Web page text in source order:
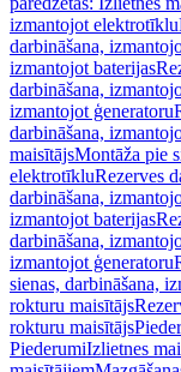
izmantojot elektrotīklu
darbināšana,
izmantojot baterijas
darbināšana,
izmantojot ģeneratoru
darbināšana,
maisītājsMontāža pie
elektrotīkluRezerves
darbināšana,
izmantojot baterijas
darbināšana,
izmantojot ģeneratoru
sienas, darbināšana,
rokturu maisītājs
rokturu maisītājs
PiederumiIzlietnes